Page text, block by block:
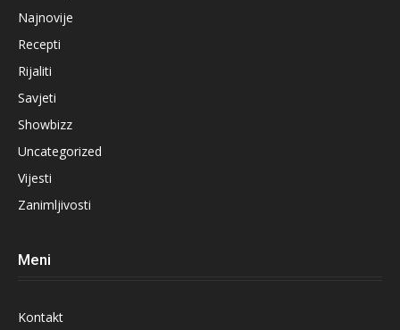
Najnovije
Recepti
Rijaliti
Savjeti
Showbizz
Uncategorized
Vijesti
Zanimljivosti
Meni
Kontakt